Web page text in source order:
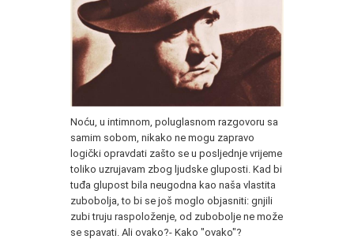
Noću, u intimnom, poluglasnom razgovoru sa
samim sobom, nikako ne mogu zapravo
logički opravdati zašto se u posljednje vrijeme
toliko uzrujavam zbog ljudske gluposti. Kad bi
tuđa glupost bila neugodna kao naša vlastita
zubobolja, to bi se još moglo objasniti: gnjili
zubi truju raspoloženje, od zubobolje ne može
se spavati. Ali ovako?- Kako "ovako"?